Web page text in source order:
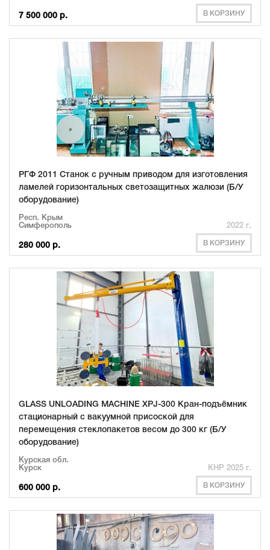
7 500 000 р. В КОРЗИНУ
РГФ 2011 Станок с ручным приводом для изготовления
ламелей горизонтальных светозащитных жалюзи (Б/У
оборудование)
Респ. Крым
Симферополь
2022 г.
280 000 р. В КОРЗИНУ
GLASS UNLOADING MACHINE XPJ-300 Кран-подъёмник
стационарный с вакуумной присоской для
перемещения стеклопакетов весом до 300 кг (Б/У
оборудование)
Курская обл.
Курск
КНР 2025 г.
600 000 р. В КОРЗИНУ